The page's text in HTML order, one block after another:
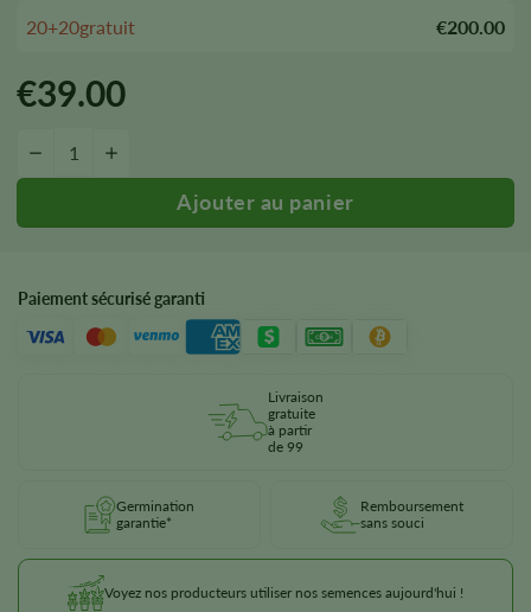
20+20gratuit €200.00
€39.00
-
Paiement sécurisé garanti
Livraison
gratuite
à partir
de 99
Germination
garantie*
Remboursement
sans souci
Voyez nos producteurs utiliser nos semences aujourd'hui !